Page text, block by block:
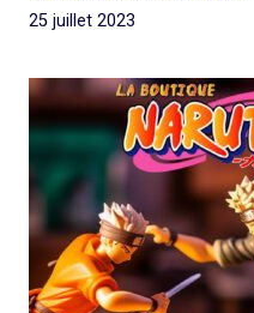
25 juillet 2023